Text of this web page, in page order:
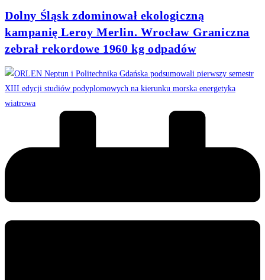
Dolny Śląsk zdominował ekologiczną
kampanię Leroy Merlin. Wrocław Graniczna
zebrał rekordowe 1960 kg odpadów